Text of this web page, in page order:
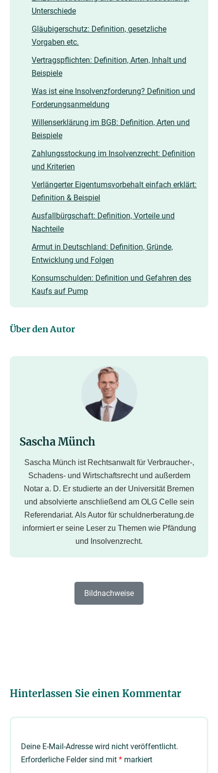
Unterschiede
Gläubigerschutz: Definition, gesetzliche
Vorgaben etc.
Vertragspflichten: Definition, Arten, Inhalt und
Beispiele
Was ist eine Insolvenzforderung? Definition und
Forderungsanmeldung
Willenserklärung im BGB: Definition, Arten und
Beispiele
Zahlungsstockung im Insolvenzrecht: Definition
und Kriterien
Verlängerter Eigentumsvorbehalt einfach erklärt:
Definition & Beispiel
Ausfallbürgschaft: Definition, Vorteile und
Nachteile
Armut in Deutschland: Definition, Gründe,
Entwicklung und Folgen
Konsumschulden: Definition und Gefahren des
Kaufs auf Pump
Über den Autor
Sascha Münch
Sascha Münch ist Rechtsanwalt für Verbraucher-,
Schadens- und Wirtschaftsrecht und außerdem
Notar a. D. Er studierte an der Universität Bremen
und absolvierte anschließend am OLG Celle sein
Referendariat. Als Autor für schuldnerberatung.de
informiert er seine Leser zu Themen wie Pfändung
und Insolvenzrecht.
Bildnachweise
Hinterlassen Sie einen Kommentar
Deine E-Mail-Adresse wird nicht veröffentlicht.
Erforderliche Felder sind mit * markiert